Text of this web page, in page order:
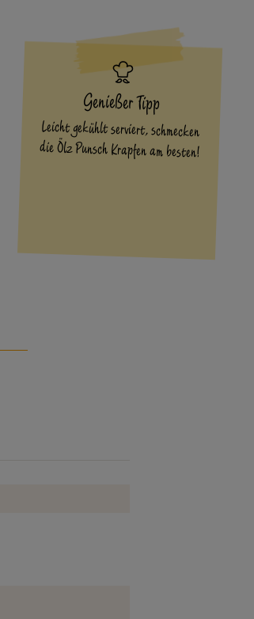
Genießer Tipp
Leicht gekühlt serviert, schmecken
die Ölz Punsch Krapfen am besten!